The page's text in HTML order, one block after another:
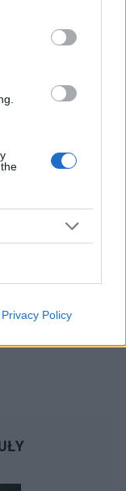
Privacy Policy
13 ellaone.
brać
nie brałam
okres. Po
test
na 5
odbyłam
pytanie
7 dni robić
teraz
jest
tabletki